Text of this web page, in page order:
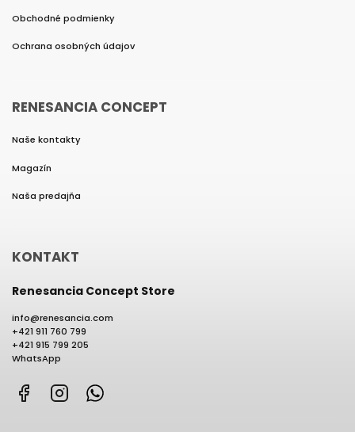
Obchodné podmienky
Ochrana osobných údajov
RENESANCIA CONCEPT
Naše kontakty
Magazín
Naša predajňa
KONTAKT
Renesancia Concept Store
info@renesancia.com
+421 911 760 799
+421 915 799 205
WhatsApp
FacebookInstagram